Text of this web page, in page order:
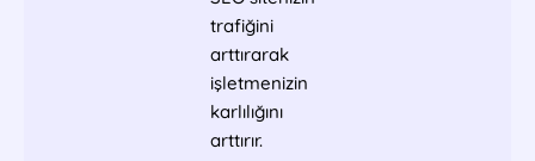
trafiğini
arttırarak
işletmenizin
karlılığını
arttırır.